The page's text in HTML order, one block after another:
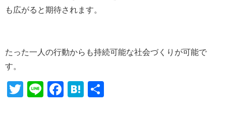
も広がると期待されます。
たった一人の行動からも持続可能な社会づくりが可能で
す。
Twitter
LineFacebook
Hatena